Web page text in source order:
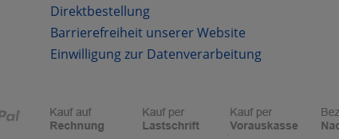
Direktbestellung
Barrierefreiheit unserer Website
Einwilligung zur Datenverarbeitung